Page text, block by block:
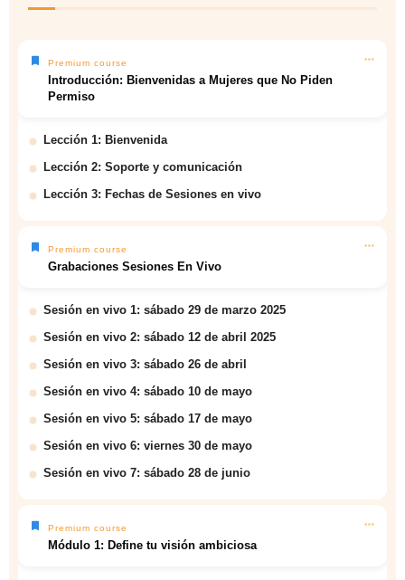
Premium course
Introducción: Bienvenidas a Mujeres que No Piden
Permiso
Lección 1: Bienvenida
Lección 2: Soporte y comunicación
Lección 3: Fechas de Sesiones en vivo
Premium course
Grabaciones Sesiones En Vivo
Sesión en vivo 1: sábado 29 de marzo 2025
Sesión en vivo 2: sábado 12 de abril 2025
Sesión en vivo 3: sábado 26 de abril
Sesión en vivo 4: sábado 10 de mayo
Sesión en vivo 5: sábado 17 de mayo
Sesión en vivo 6: viernes 30 de mayo
Sesión en vivo 7: sábado 28 de junio
Premium course
Módulo 1: Define tu visión ambiciosa